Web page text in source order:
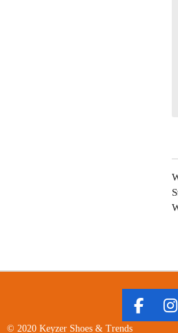
F
I
© 2020 Keyzer Shoes & Trends